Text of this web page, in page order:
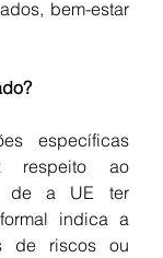
bem-estar
específicas
ao
de a UE ter
indica a
de riscos ou